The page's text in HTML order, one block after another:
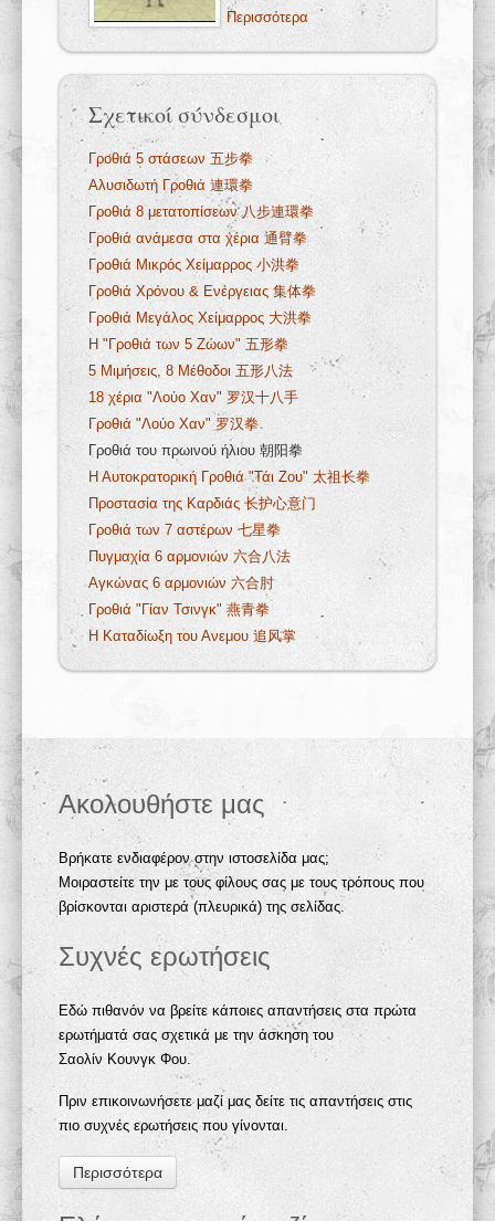
Περισσότερα
Σχετικοί σύνδεσμοι
Γροθιά 5 στάσεων 五步拳
Αλυσιδωτή Γροθιά 連環拳
Γροθιά 8 μετατοπίσεων 八步連環拳
Γροθιά ανάμεσα στα χέρια 通臂拳
Γροθιά Μικρός Χείμαρρος 小洪拳
Γροθιά Χρόνου & Ενέργειας 集体拳
Γροθιά Μεγάλος Χείμαρρος 大洪拳
Η "Γροθιά των 5 Ζώων" 五形拳
5 Μιμήσεις, 8 Μέθοδοι 五形八法
18 χέρια "Λούο Χαν" 罗汉十八手
Γροθιά "Λούο Χαν" 罗汉拳
Γροθιά του πρωινού ήλιου 朝阳拳
Η Αυτοκρατορική Γροθιά "Τάι Ζου" 太祖长拳
Προστασία της Καρδιάς 长护心意门
Γροθιά των 7 αστέρων 七星拳
Πυγμαχία 6 αρμονιών 六合八法
Αγκώνας 6 αρμονιών 六合肘
Γροθιά "Γίαν Τσινγκ" 燕青拳
Η Καταδίωξη του Ανεμου 追风掌
Ακολουθήστε μας
Βρήκατε ενδιαφέρον στην ιστοσελίδα μας;
Μοιραστείτε την με τους φίλους σας με τους τρόπους που
βρίσκονται αριστερά (πλευρικά) της σελίδας.
Συχνές ερωτήσεις
Εδώ πιθανόν να βρείτε κάποιες απαντήσεις στα πρώτα
ερωτήματά σας σχετικά με την άσκηση του
Σαολίν Κουνγκ Φου.
Πριν επικοινωνήσετε μαζί μας δείτε τις απαντήσεις στις
πιο συχνές ερωτήσεις που γίνονται.
Περισσότερα